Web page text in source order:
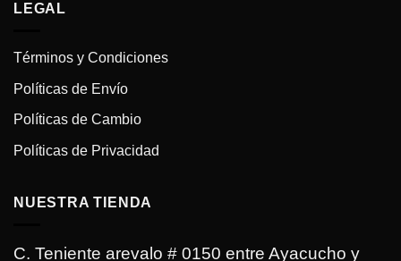
LEGAL
Términos y Condiciones
Políticas de Envío
Políticas de Cambio
Políticas de Privacidad
NUESTRA TIENDA
C. Teniente arevalo # 0150 entre Ayacucho y